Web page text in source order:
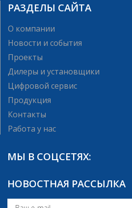
РАЗДЕЛЫ САЙТА
О компании
Новости и события
Проекты
Дилеры и установщики
Цифровой сервис
Продукция
Контакты
Работа у нас
МЫ В СОЦСЕТЯХ:
НОВОСТНАЯ РАССЫЛКА